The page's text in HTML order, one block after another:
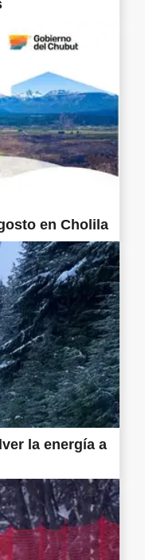
en Cholila
la energía a